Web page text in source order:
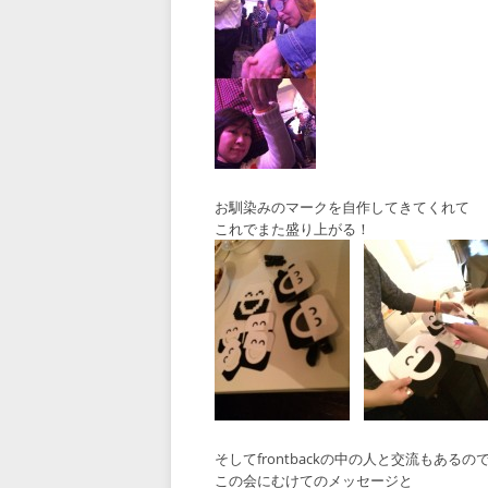
お馴染みのマークを自作してきてくれて
これでまた盛り上がる！
そしてfrontbackの中の人と交流もあるの
この会にむけてのメッセージと